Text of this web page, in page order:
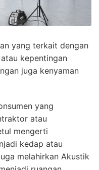
yang terkait dengan
kepentingan
juga kenyaman
yang
atau
mengerti
kedap atau
melahirkan Akustik